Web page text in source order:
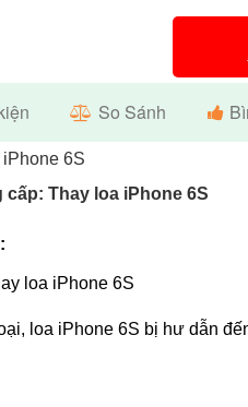
So Sánh
6S
Thay loa iPhone 6S
loa iPhone 6S
loa iPhone 6S bị hư dẫn